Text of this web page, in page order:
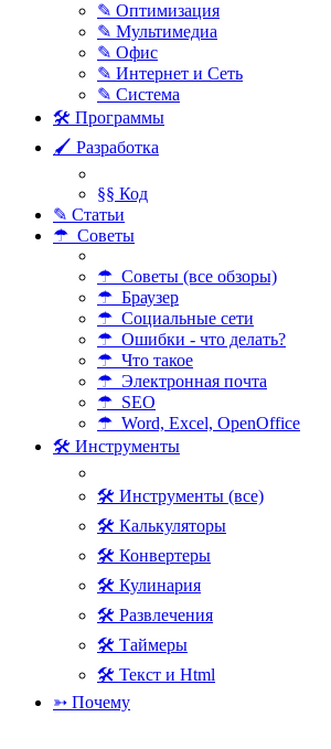
✎ Оптимизация
✎ Мультимедиа
✎ Офис
✎ Интернет и Сеть
✎ Система
🛠 Программы
🖌 Разработка
§§ Код
✎ Статьи
☂ Советы
☂ Советы (все обзоры)
☂ Браузер
☂ Социальные сети
☂ Ошибки - что делать?
☂ Что такое
☂ Электронная почта
☂ SEO
☂ Word, Excel, OpenOffice
🛠 Инструменты
🛠 Инструменты (все)
🛠 Калькуляторы
🛠 Конвертеры
🛠 Кулинария
🛠 Развлечения
🛠 Таймеры
🛠 Текст и Html
➳ Почему